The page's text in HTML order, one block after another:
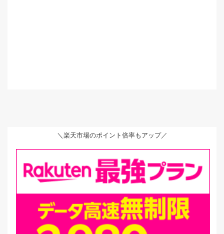
＼楽天市場のポイント倍率もアップ／